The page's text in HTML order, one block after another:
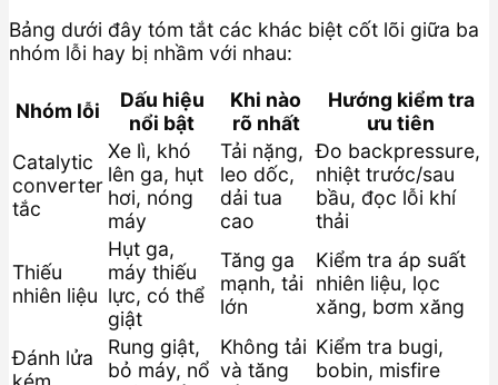
Bảng dưới đây tóm tắt các khác biệt cốt lõi giữa ba
nhóm lỗi hay bị nhầm với nhau:
Nhóm lỗi
Dấu hiệu
nổi bật
Khi nào
rõ nhất
Hướng kiểm tra
ưu tiên
Catalytic
converter
tắc
Xe lì, khó
lên ga, hụt
hơi, nóng
máy
Tải nặng,
leo dốc,
dải tua
cao
Đo backpressure,
nhiệt trước/sau
bầu, đọc lỗi khí
thải
Thiếu
nhiên liệu
Hụt ga,
máy thiếu
lực, có thể
giật
Tăng ga
mạnh, tải
lớn
Kiểm tra áp suất
nhiên liệu, lọc
xăng, bơm xăng
Đánh lửa
Rung giật,
bỏ máy, nổ
Không tải
và tăng
Kiểm tra bugi,
bobin, misfire